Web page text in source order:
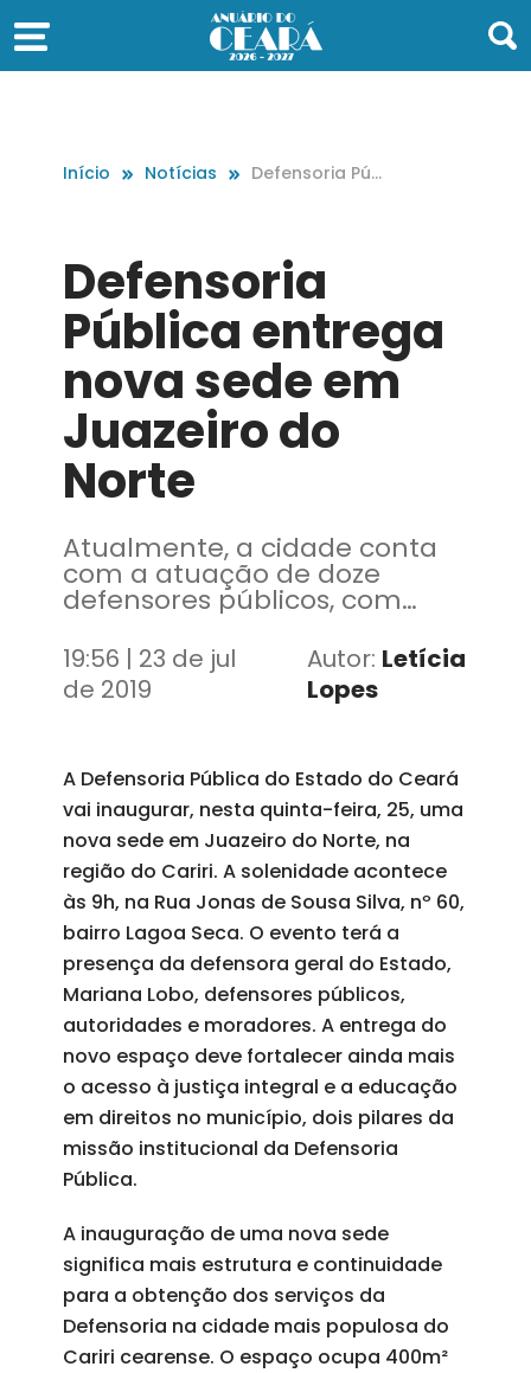
Início Notícias
Defensoria Púb
Defensoria
Pública entrega
nova sede em
Juazeiro do
Norte
Atualmente, a cidade conta
com a atuação de doze
defensores públicos, com
atuações nas áreas Cível,
Criminal, Família, Petição
Inicial e Juizado da Violência
Contra a Mulher
19:56 | 23 de jul
de 2019
Autor: Letícia
Lopes
A Defensoria Pública do Estado do Ceará
vai inaugurar, nesta quinta-feira, 25, uma
nova sede em Juazeiro do Norte, na
região do Cariri. A solenidade acontece
às 9h, na Rua Jonas de Sousa Silva, nº 60,
bairro Lagoa Seca. O evento terá a
presença da defensora geral do Estado,
Mariana Lobo, defensores públicos,
autoridades e moradores. A entrega do
novo espaço deve fortalecer ainda mais
o acesso à justiça integral e a educação
em direitos no município, dois pilares da
missão institucional da Defensoria
Pública.
A inauguração de uma nova sede
significa mais estrutura e continuidade
para a obtenção dos serviços da
Defensoria na cidade mais populosa do
Cariri cearense. O espaço ocupa 400m²